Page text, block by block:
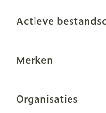
Actieve
Merken
Organisaties